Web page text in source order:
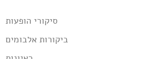
סיקורי הופעות
ביקורות אלבומים